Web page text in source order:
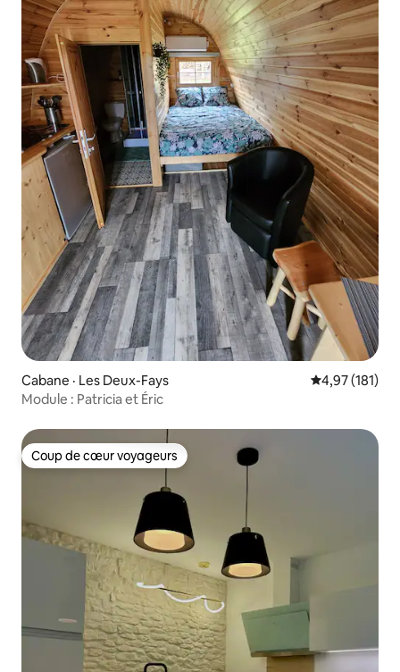
Cabane · Les Deux-Fays Note
4,97 (181)
Module : Patricia et Éric
Coup de cœur voyageurs
Coup de cœur voyageurs